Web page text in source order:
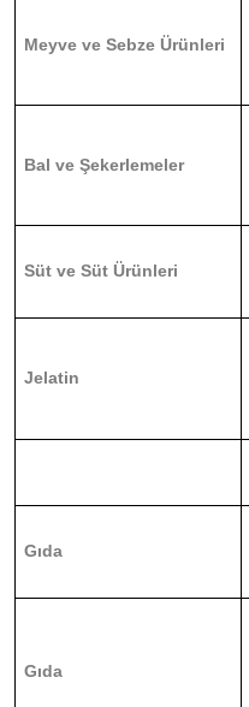
Meyve ve Sebze Ürünleri
Bal ve Şekerlemeler
Süt ve Süt Ürünleri
Jelatin
Gıda
Gıda